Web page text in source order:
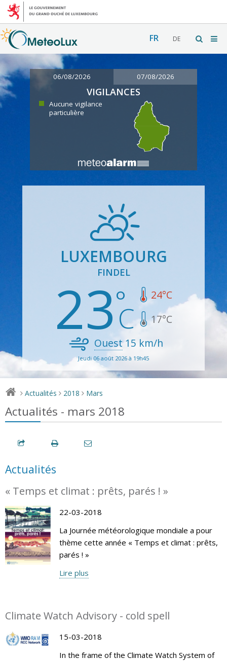
FR DE
06/08/2026 07/08/2026
VIGILANCES
Aucune vigilance
particulière
LUXEMBOURG
FINDEL
23 24°C
17°C
Ouest15 km/h
Jeudi 06 août 2026 à 19h45
> Actualités > 2018 > Mars
Actualités - mars 2018
Actualités
« Temps et climat : prêts, parés ! »
22-03-2018
La Journée météorologique mondiale a pour
thème cette année « Temps et climat : prêts,
parés ! »
Lire plus
Climate Watch Advisory - cold spell
15-03-2018
In the frame of the Climate Watch System of